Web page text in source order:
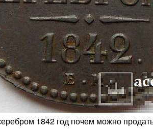
1842 год почем можно